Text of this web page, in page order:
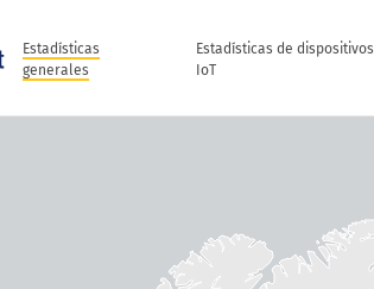
Estadísticas
generales
Estadísticas de dispositivos
IoT